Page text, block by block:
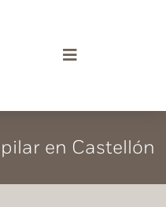
en Castellón